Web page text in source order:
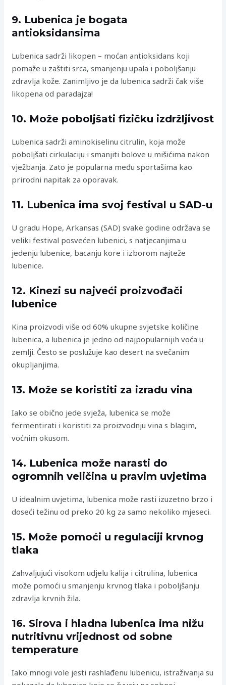
9. Lubenica je bogata
antioksidansima
Lubenica sadrži likopen – moćan antioksidans koji
pomaže u zaštiti srca, smanjenju upala i poboljšanju
zdravlja kože. Zanimljivo je da lubenica sadrži čak više
likopena od paradajza!
10. Može poboljšati fizičku izdržljivost
Lubenica sadrži aminokiselinu citrulin, koja može
poboljšati cirkulaciju i smanjiti bolove u mišićima nakon
vježbanja. Zato je popularna među sportašima kao
prirodni napitak za oporavak.
11. Lubenica ima svoj festival u SAD-u
U gradu Hope, Arkansas (SAD) svake godine održava se
veliki festival posvećen lubenici, s natjecanjima u
jedenju lubenice, bacanju kore i izborom najteže
lubenice.
12. Kinezi su najveći proizvođači
lubenice
Kina proizvodi više od 60% ukupne svjetske količine
lubenica, a lubenica je jedno od najpopularnijih voća u
zemlji. Često se poslužuje kao desert na svečanim
okupljanjima.
13. Može se koristiti za izradu vina
Iako se obično jede svježa, lubenica se može
fermentirati i koristiti za proizvodnju vina s blagim,
voćnim okusom.
14. Lubenica može narasti do
ogromnih veličina u pravim uvjetima
U idealnim uvjetima, lubenica može rasti izuzetno brzo i
doseći težinu od preko 20 kg za samo nekoliko mjeseci.
15. Može pomoći u regulaciji krvnog
tlaka
Zahvaljujući visokom udjelu kalija i citrulina, lubenica
može pomoći u smanjenju krvnog tlaka i poboljšanju
zdravlja krvnih žila.
16. Sirova i hladna lubenica ima nižu
nutritivnu vrijednost od sobne
temperature
Iako mnogi vole jesti rashlađenu lubenicu, istraživanja su